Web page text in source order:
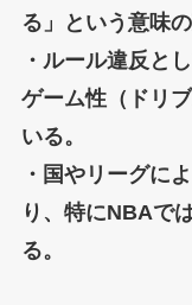
る」という意味
・ルール違反と
ゲーム性（ドリ
いる。
・国やリーグに
り、特にNBAで
る。